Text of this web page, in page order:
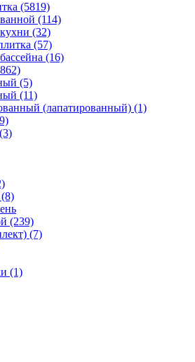
(5819)
(114)
(32)
(57)
(16)
(5)
(11)
(лапатированный) (1)
(239)
(7)
(1)